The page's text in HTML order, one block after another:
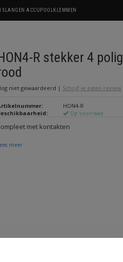
SLANGEN ACCUPOOLKLEMMEN
R stekker 4 polig
niet gewaardeerd | Schrijf je eigen review
HON4-R
Op voorraad
met kontakten
meer